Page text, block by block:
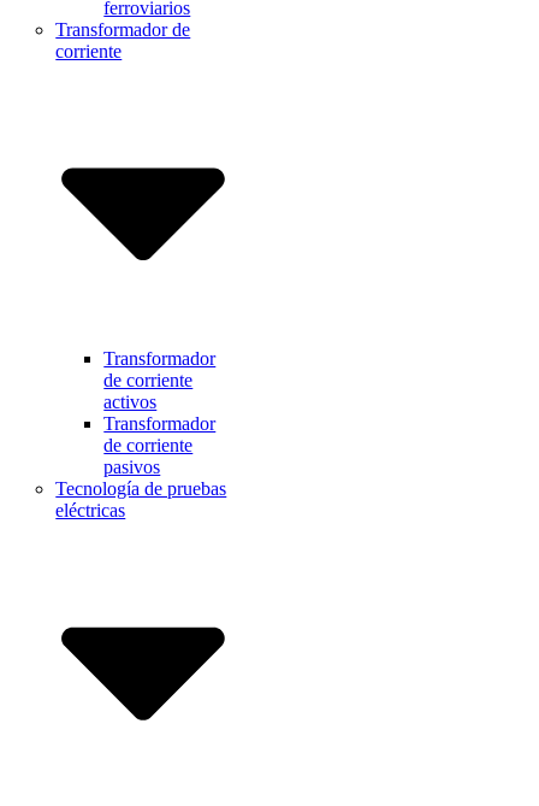
ferroviarios
Transformador de
corriente
Transformador
de corriente
activos
Transformador
de corriente
pasivos
Tecnología de pruebas
eléctricas